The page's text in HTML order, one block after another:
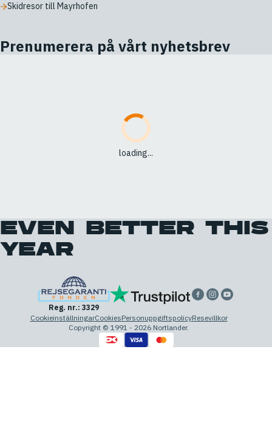
Skidresor till Mayrhofen
Prenumerera på vårt nyhetsbrev
loading...
EVEN BETTER THIS
YEAR
Reg. nr.: 3329
CookieinställningarCookiesPersonuppgiftspolicyResevillkor
Copyright © 1991 - 2026 Nortlander.